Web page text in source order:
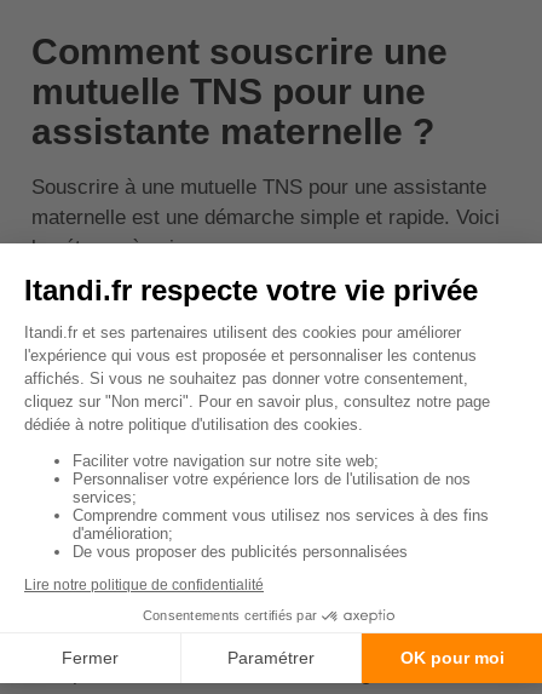
Comment souscrire une
mutuelle TNS pour une
assistante maternelle ?
Souscrire à une mutuelle TNS pour une assistante
maternelle est une démarche simple et rapide. Voici
les étapes à suivre :
Évaluation des besoins :Avant toute chose,
évaluez vos besoins en matière de santé. Cela
vous permettra de choisir les garanties les plus
adaptées à votre situation.
Comparaison des offres :Comparez les
différentes offres de mutuelles TNS disponibles
sur le marché. Prenez en compte les garanties
proposées, les tarifs, les services annexes, etc.
Souscription :Une fois l'offre choisie, vous
pouvez souscrire directement en ligne ou par
téléphone. Vous devrez remplir un formulaire
professionnelles, et choisir vos garanties.